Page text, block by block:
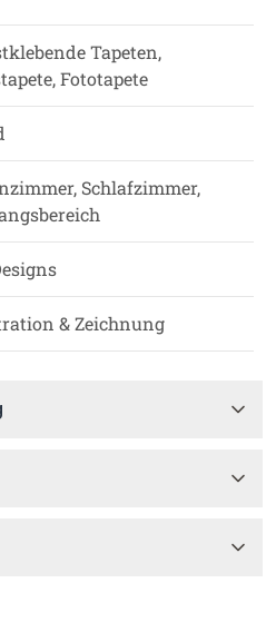
Tapeten,
Fototapete
Schlafzimmer,
& Zeichnung